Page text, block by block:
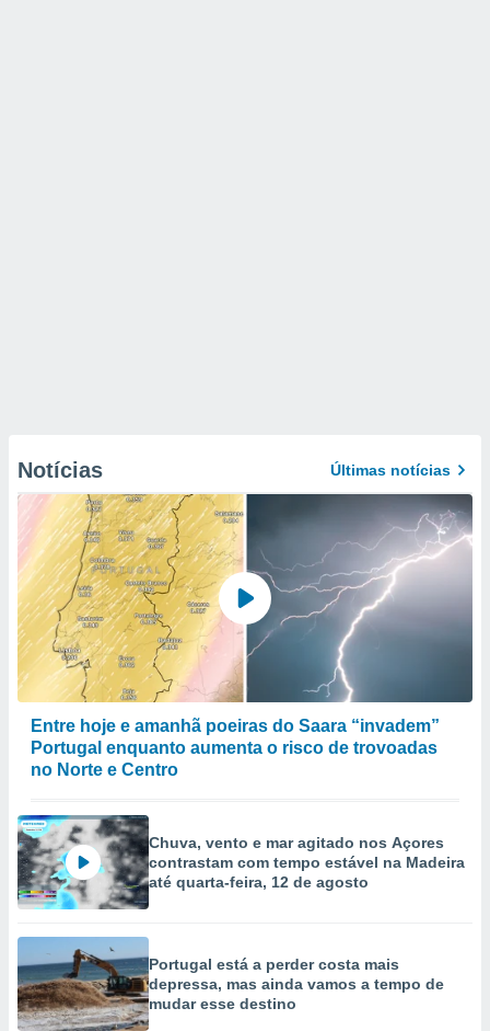
Notícias Últimas notícias
Entre hoje e amanhã poeiras do Saara “invadem”
Portugal enquanto aumenta o risco de trovoadas
no Norte e Centro
Chuva, vento e mar agitado nos Açores
contrastam com tempo estável na Madeira
até quarta-feira, 12 de agosto
Portugal está a perder costa mais
depressa, mas ainda vamos a tempo de
mudar esse destino